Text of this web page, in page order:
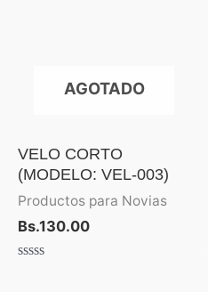
AGOTADO
VELO CORTO
(MODELO: VEL-003)
Productos para Novias
Bs.130.00